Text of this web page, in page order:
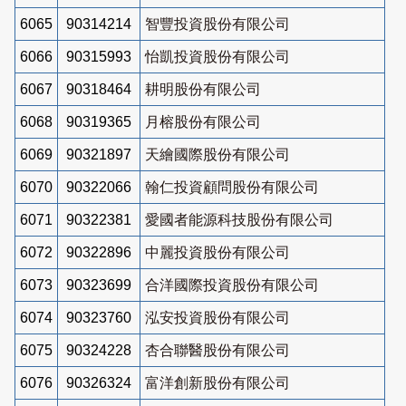
6065 90314214 智豐投資股份有限公司
6066 90315993 怡凱投資股份有限公司
6067 90318464 耕明股份有限公司
6068 90319365 月榕股份有限公司
6069 90321897 天繪國際股份有限公司
6070 90322066 翰仁投資顧問股份有限公司
6071 90322381 愛國者能源科技股份有限公司
6072 90322896 中麗投資股份有限公司
6073 90323699 合洋國際投資股份有限公司
6074 90323760 泓安投資股份有限公司
6075 90324228 杏合聯醫股份有限公司
6076 90326324 富洋創新股份有限公司